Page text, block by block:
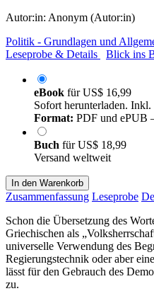
Autor:in: Anonym (Autor:in)
Politik - Grundlagen und
Leseprobe & Details
Blick ins
eBook fürUS$ 16,99
Sofort herunterladen.
Format: PDF und ePUB
Buch fürUS$ 18,99
Versand weltweit
In den Warenkorb
Zusammenfassung Leseprobe
Schon die Übersetzung des
Griechischen als
universelle Verwendung des
Regierungstechnik oder aber
lässt für den Gebrauch des
zu.